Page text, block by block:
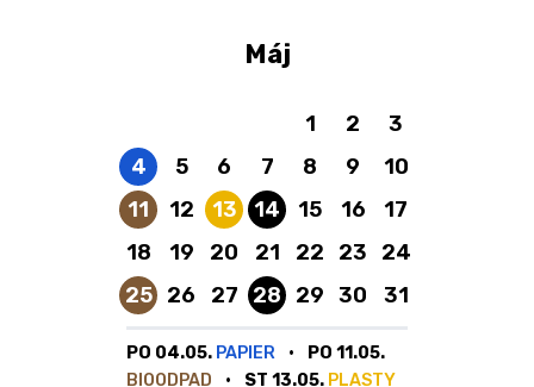
Máj
1 2
3
4
Papier
5 6 7 8 9
10
11
Bioodpad
12 13
Plasty a kovy
14
Komunálny odpad
15 16
17
18
19 20 21 22 23
24
25
Bioodpad
26 27 28
Komunálny odpad
29 30 31
PO 04.05. PAPIER
PO 11.05.
BIOODPAD
ST 13.05. PLASTY